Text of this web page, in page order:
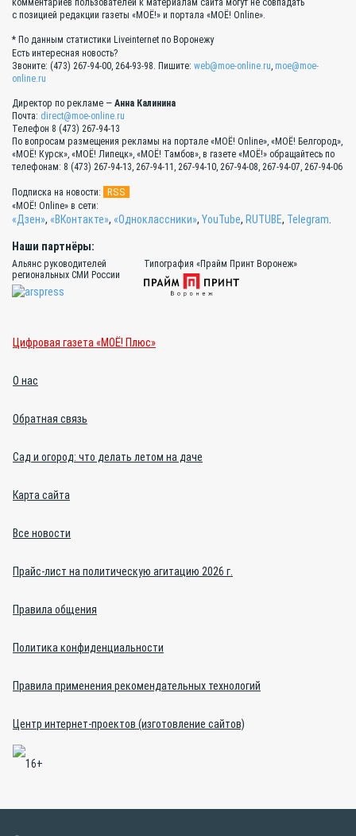
комментариев пользователей к материалам сайта могут не совпадать
с позицией редакции газеты «МОЁ!» и портала «МОЁ! Online».
* По данным статистики Liveinternet по Воронежу
Есть интересная новость?
Звоните: (473) 267-94-00, 264-93-98. Пишите: web@moe-online.ru, moe@moe-
online.ru
Директор по рекламе — Анна Калинина
Почта: direct@moe-online.ru
Телефон 8 (473) 267-94-13
По вопросам размещения рекламы на портале «МОЁ! Online», «МОЁ! Белгород»,
«МОЁ! Курск», «МОЁ! Липецк», «МОЁ! Тамбов», в газете «МОЁ!» обращайтесь по
телефонам: 8 (473) 267-94-13, 267-94-11, 267-94-10, 267-94-08, 267-94-07, 267-94-06
Подписка на новости: RSS
«МОЁ! Online» в сети:
«Дзен», «ВКонтакте», «Одноклассники», YouTube, RUTUBE, Telegram.
Наши партнёры:
Альянс руководителей
региональных СМИ России
Типография «Прайм Принт Воронеж»
Цифровая газета «МОЁ! Плюс»
О нас
Обратная связь
Сад и огород: что делать летом на даче
Карта сайта
Все новости
Прайс-лист на политическую агитацию 2026 г.
Правила общения
Политика конфиденциальности
Правила применения рекомендательных технологий
Центр интернет-проектов (изготовление сайтов)